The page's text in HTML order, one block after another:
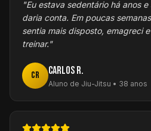
"Eu estava sedentário há anos
daria conta. Em poucas
sentia mais disposto, emagreci
treinar."
CR Carlos R.
Aluno de Jiu-Jitsu • 38 anos